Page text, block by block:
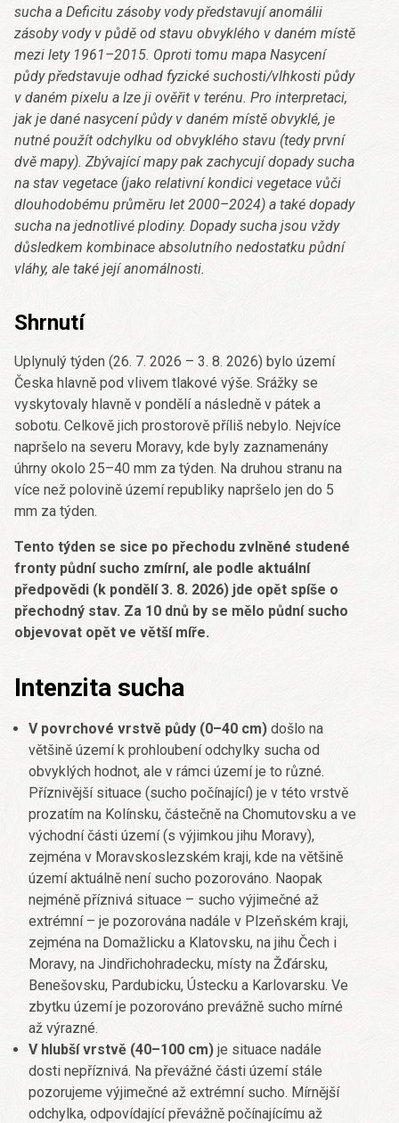
sucha a Deficitu zásoby vody představují anomálii
zásoby vody v půdě od stavu obvyklého v daném místě
mezi lety 1961–2015. Oproti tomu mapa Nasycení
půdy představuje odhad fyzické suchosti/vlhkosti půdy
v daném pixelu a lze ji ověřit v terénu. Pro interpretaci,
jak je dané nasycení půdy v daném místě obvyklé, je
nutné použít odchylku od obvyklého stavu (tedy první
dvě mapy). Zbývající mapy pak zachycují dopady sucha
na stav vegetace (jako relativní kondici vegetace vůči
dlouhodobému průměru let 2000–2024) a také dopady
sucha na jednotlivé plodiny. Dopady sucha jsou vždy
důsledkem kombinace absolutního nedostatku půdní
vláhy, ale také její anomálnosti.
Shrnutí
Uplynulý týden (26. 7. 2026 – 3. 8. 2026) bylo území
Česka hlavně pod vlivem tlakové výše. Srážky se
vyskytovaly hlavně v pondělí a následně v pátek a
sobotu. Celkově jich prostorově příliš nebylo. Nejvíce
napršelo na severu Moravy, kde byly zaznamenány
úhrny okolo 25–40 mm za týden. Na druhou stranu na
více než polovině území republiky napršelo jen do 5
mm za týden.
Tento týden se sice po přechodu zvlněné studené
fronty půdní sucho zmírní, ale podle aktuální
předpovědi (k pondělí 3. 8. 2026) jde opět spíše o
přechodný stav. Za 10 dnů by se mělo půdní sucho
objevovat opět ve větší míře.
Intenzita sucha
V povrchové vrstvě půdy (0–40 cm) došlo na
většině území k prohloubení odchylky sucha od
obvyklých hodnot, ale v rámci území je to různé.
Příznivější situace (sucho počínající) je v této vrstvě
prozatím na Kolínsku, částečně na Chomutovsku a ve
východní části území (s výjimkou jihu Moravy),
zejména v Moravskoslezském kraji, kde na většině
území aktuálně není sucho pozorováno. Naopak
nejméně příznivá situace – sucho výjimečné až
extrémní – je pozorována nadále v Plzeňském kraji,
zejména na Domažlicku a Klatovsku, na jihu Čech i
Moravy, na Jindřichohradecku, místy na Žďársku,
Benešovsku, Pardubicku, Ústecku a Karlovarsku. Ve
zbytku území je pozorováno prevážně sucho mírné
až výrazné.
V hlubší vrstvě (40–100 cm) je situace nadále
dosti nepříznivá. Na převážné části území stále
pozorujeme výjimečné až extrémní sucho. Mírnější
odchylka, odpovídající převážně počínajícímu až